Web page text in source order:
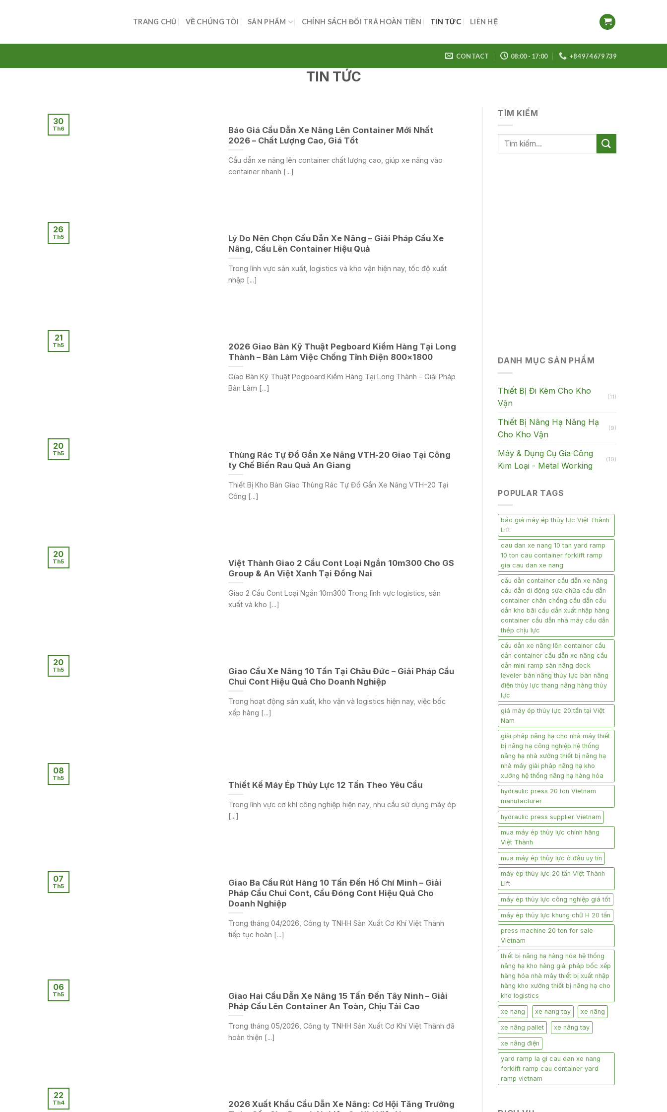
TRANG CHỦ VỀ CHÚNG TÔI SẢN PHẨM CHÍNH SÁCH ĐỔI TRẢ HOÀN TIỀN TIN TỨC LIÊN HỆ
CONTACT 08:00 - 17:00 +84 974 679 739
TIN TỨC
Báo Giá Cầu Dẫn Xe Nâng Lên Container Mới Nhất
2026 – Chất Lượng Cao, Giá Tốt
Cầu dẫn xe nâng lên container chất lượng cao, giúp xe nâng vào
container nhanh [...]
30
Th6
Lý Do Nên Chọn Cầu Dẫn Xe Nâng – Giải Pháp Cầu Xe
Nâng, Cầu Lên Container Hiệu Quả
Trong lĩnh vực sản xuất, logistics và kho vận hiện nay, tốc độ xuất
nhập [...]
26
Th5
2026 Giao Bàn Kỹ Thuật Pegboard Kiểm Hàng Tại Long
Thành – Bàn Làm Việc Chống Tĩnh Điện 800×1800
Giao Bàn Kỹ Thuật Pegboard Kiểm Hàng Tại Long Thành – Giải Pháp
Bàn Làm [...]
21
Th5
Thùng Rác Tự Đổ Gắn Xe Nâng VTH-20 Giao Tại Công
ty Chế Biến Rau Quả An Giang
Thiết Bị Kho Bàn Giao Thùng Rác Tự Đổ Gắn Xe Nâng VTH-20 Tại
Công [...]
20
Th5
Việt Thành Giao 2 Cầu Cont Loại Ngắn 10m300 Cho GS
Group & An Việt Xanh Tại Đồng Nai
Giao 2 Cầu Cont Loại Ngắn 10m300 Trong lĩnh vực logistics, sản
xuất và kho [...]
20
Th5
Giao Cầu Xe Nâng 10 Tấn Tại Châu Đức – Giải Pháp Cầu
Chui Cont Hiệu Quả Cho Doanh Nghiệp
Trong hoạt động sản xuất, kho vận và logistics hiện nay, việc bốc
xếp hàng [...]
20
Th5
Thiết Kế Máy Ép Thủy Lực 12 Tấn Theo Yêu Cầu
Trong lĩnh vực cơ khí công nghiệp hiện nay, nhu cầu sử dụng máy ép
[...]
08
Th5
Giao Ba Cầu Rút Hàng 10 Tấn Đến Hồ Chí Minh – Giải
Pháp Cầu Chui Cont, Cầu Đóng Cont Hiệu Quả Cho
Doanh Nghiệp
Trong tháng 04/2026, Công ty TNHH Sản Xuất Cơ Khí Việt Thành
tiếp tục hoàn [...]
07
Th5
Giao Hai Cầu Dẫn Xe Nâng 15 Tấn Đến Tây Ninh – Giải
Pháp Cầu Lên Container An Toàn, Chịu Tải Cao
Trong tháng 05/2026, Công ty TNHH Sản Xuất Cơ Khí Việt Thành đã
hoàn thiện [...]
06
Th5
2026 Xuất Khẩu Cầu Dẫn Xe Nâng: Cơ Hội Tăng Trưởng
22
Th4
TÌM KIẾM
DANH MỤC SẢN PHẨM
Thiết Bị Đi Kèm Cho Kho
Vận
(11)
Thiết Bị Nâng Hạ Nâng Hạ
Cho Kho Vận
(9)
Máy & Dụng Cụ Gia Công
Kim Loại - Metal Working
(10)
POPULAR TAGS
báo giá máy ép thủy lực Việt Thành
Lift
cau dan xe nang 10 tan yard ramp
10 ton cau container forklift ramp
gia cau dan xe nang
cầu dẫn container cầu dẫn xe nâng
cầu dẫn di động sửa chữa cầu dẫn
container chân chống cầu dẫn cầu
dẫn kho bãi cầu dẫn xuất nhập hàng
container cầu dẫn nhà máy cầu dẫn
thép chịu lực
cầu dẫn xe nâng lên container cầu
dẫn container cầu dẫn xe nâng cầu
dẫn mini ramp sàn nâng dock
leveler bàn nâng thủy lực bàn nâng
điện thủy lực thang nâng hàng thủy
lực
giá máy ép thủy lực 20 tấn tại Việt
Nam
giải pháp nâng hạ cho nhà máy thiết
bị nâng hạ công nghiệp hệ thống
nâng hạ nhà xưởng thiết bị nâng hạ
nhà máy giải pháp nâng hạ kho
xưởng hệ thống nâng hạ hàng hóa
hydraulic press 20 ton Vietnam
manufacturer
hydraulic press supplier Vietnam
mua máy ép thủy lực chính hãng
Việt Thành
mua máy ép thủy lực ở đâu uy tín
máy ép thủy lực 20 tấn Việt Thành
Lift
máy ép thủy lực công nghiệp giá tốt
máy ép thủy lực khung chữ H 20 tấn
press machine 20 ton for sale
Vietnam
thiết bị nâng hạ hàng hóa hệ thống
nâng hạ kho hàng giải pháp bốc xếp
hàng hóa nhà máy thiết bị xuất nhập
hàng kho xưởng thiết bị nâng hạ cho
kho logistics
xe nang xe nang tay xe nâng
xe nâng pallet xe nâng tay
xe nâng điện
yard ramp la gi cau dan xe nang
forklift ramp cau container yard
ramp vietnam